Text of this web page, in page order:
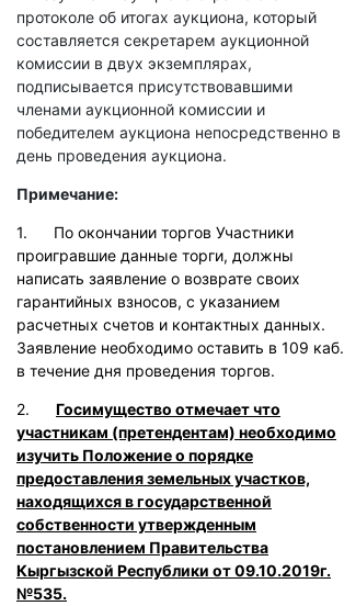
протоколе об итогах аукциона, который
составляется секретарем аукционной
комиссии в двух экземплярах,
подписывается присутствовавшими
членами аукционной комиссии и
победителем аукциона непосредственно в
день проведения аукциона.
Примечание:
1. По окончании торгов Участники
проигравшие данные торги, должны
написать заявление о возврате своих
гарантийных взносов, с указанием
расчетных счетов и контактных данных.
Заявление необходимо оставить в 109 каб.
в течение дня проведения торгов.
2. Госимущество отмечает что
участникам (претендентам) необходимо
изучить Положение о порядке
предоставления земельных участков,
находящихся в государственной
собственности утвержденным
постановлением Правительства
Кыргызской Республики от 09.10.2019г.
№535.